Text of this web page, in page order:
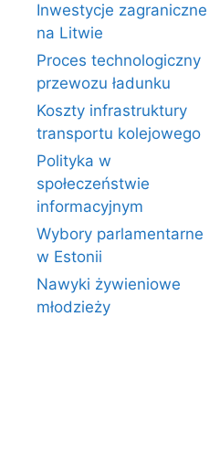
Inwestycje zagraniczne
na Litwie
Proces technologiczny
przewozu ładunku
Koszty infrastruktury
transportu kolejowego
Polityka w
społeczeństwie
informacyjnym
Wybory parlamentarne
w Estonii
Nawyki żywieniowe
młodzieży